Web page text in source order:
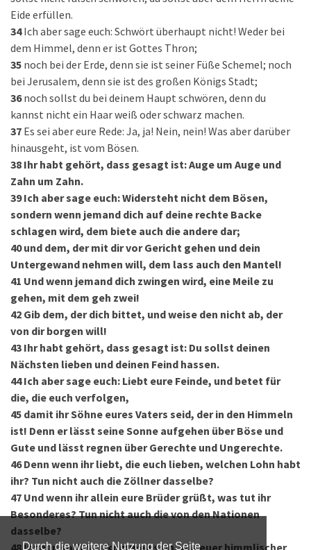
Durch die weitere Nutzung der Seite
Eide erfüllen.
34 Ich aber sage euch: Schwört überhaupt nicht! Weder bei
dem Himmel, denn er ist Gottes Thron;
35 noch bei der Erde, denn sie ist seiner Füße Schemel; noch
bei Jerusalem, denn sie ist des großen Königs Stadt;
36 noch sollst du bei deinem Haupt schwören, denn du
kannst nicht ein Haar weiß oder schwarz machen.
37 Es sei aber eure Rede: Ja, ja! Nein, nein! Was aber darüber
hinausgeht, ist vom Bösen.
38 Ihr habt gehört, dass gesagt ist: Auge um Auge und
Zahn um Zahn.
39 Ich aber sage euch: Widersteht nicht dem Bösen,
sondern wenn jemand dich auf deine rechte Backe
schlagen wird, dem biete auch die andere dar;
40 und dem, der mit dir vor Gericht gehen und dein
Untergewand nehmen will, dem lass auch den Mantel!
41 Und wenn jemand dich zwingen wird, eine Meile zu
gehen, mit dem geh zwei!
42 Gib dem, der dich bittet, und weise den nicht ab, der
von dir borgen will!
43 Ihr habt gehört, dass gesagt ist: Du sollst deinen
Nächsten lieben und deinen Feind hassen.
44 Ich aber sage euch: Liebt eure Feinde, und betet für
die, die euch verfolgen,
45 damit ihr Söhne eures Vaters seid, der in den Himmeln
ist! Denn er lässt seine Sonne aufgehen über Böse und
Gute und lässt regnen über Gerechte und Ungerechte.
46 Denn wenn ihr liebt, die euch lieben, welchen Lohn habt
ihr? Tun nicht auch die Zöllner dasselbe?
47 Und wenn ihr allein eure Brüder grüßt, was tut ihr
Besonderes? Tun nicht auch die von den Nationen
dasselbe?
48Ihr nun sollt vollkommen sein, wie euer himmlischer